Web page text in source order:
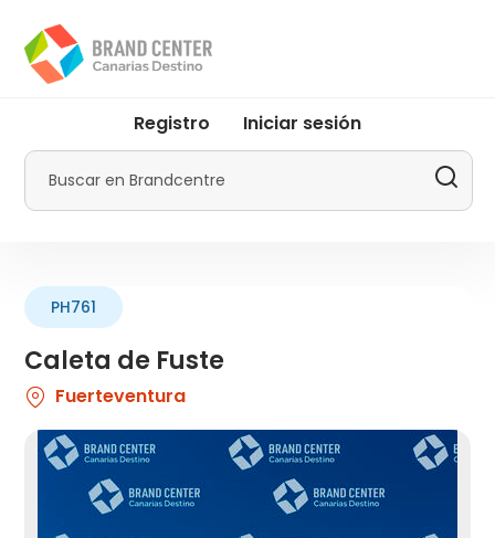
contenido
principal
menu
Promotur
Registro Iniciar sesión
Buscar
Caleta de Fuste
PH761
Fuerteventura